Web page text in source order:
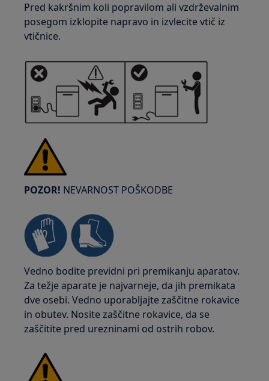
Pred kakršnim koli popravilom ali vzdrževalnim
posegom izklopite napravo in izvlecite vtič iz
vtičnice.
POZOR! NEVARNOST POŠKODBE
Vedno bodite previdni pri premikanju aparatov.
Za težje aparate je najvarneje, da jih premikata
dve osebi. Vedno uporabljajte zaščitne rokavice
in obutev. Nosite zaščitne rokavice, da se
zaščitite pred urezninami od ostrih robov.